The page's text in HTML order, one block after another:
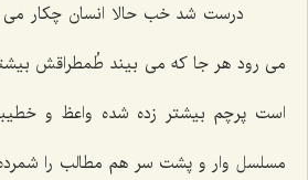
درست شد خب حالا انسان چکار می
می رود هر جا که می بیند طُمطراقش
است پرچم بیشتر زده شده واعظ و
مسلسل وار و پشت سر هم مطالب را